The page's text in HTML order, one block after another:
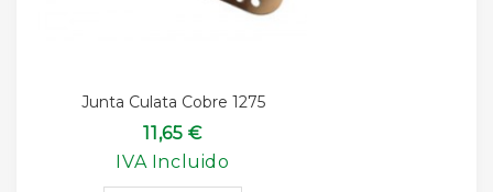
Junta Culata Cobre 1275
11,65 €
IVA Incluido